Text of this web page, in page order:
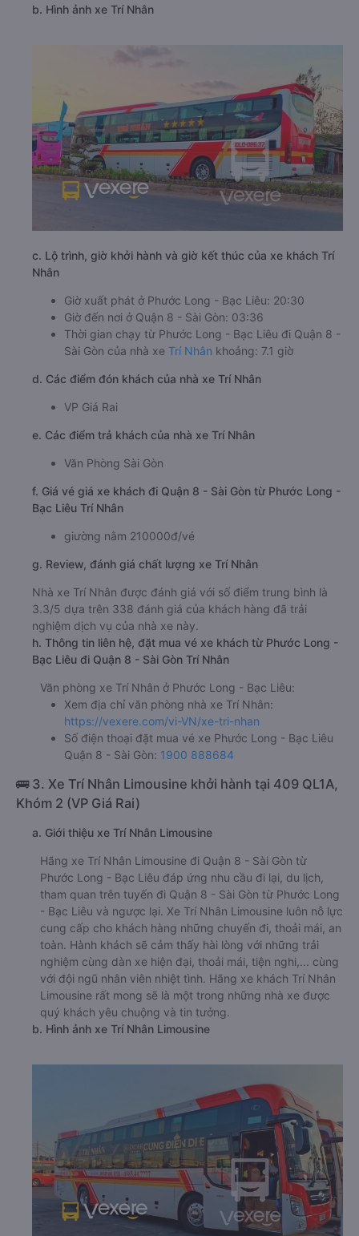
b. Hình ảnh xe Trí Nhân
c. Lộ trình, giờ khởi hành và giờ kết thúc của xe khách Trí
Nhân
Giờ xuất phát ở Phước Long - Bạc Liêu: 20:30
Giờ đến nơi ở Quận 8 - Sài Gòn: 03:36
Thời gian chạy từ Phước Long - Bạc Liêu đi Quận 8 -
Sài Gòn của nhà xe Trí Nhân khoảng: 7.1 giờ
d. Các điểm đón khách của nhà xe Trí Nhân
VP Giá Rai
e. Các điểm trả khách của nhà xe Trí Nhân
Văn Phòng Sài Gòn
f. Giá vé giá xe khách đi Quận 8 - Sài Gòn từ Phước Long -
Bạc Liêu Trí Nhân
giường nằm 210000đ/vé
g. Review, đánh giá chất lượng xe Trí Nhân
Nhà xe Trí Nhân được đánh giá với số điểm trung bình là
3.3/5 dựa trên 338 đánh giá của khách hàng đã trải
nghiệm dịch vụ của nhà xe này.
h. Thông tin liên hệ, đặt mua vé xe khách từ Phước Long -
Bạc Liêu đi Quận 8 - Sài Gòn Trí Nhân
Văn phòng xe Trí Nhân ở Phước Long - Bạc Liêu:
Xem địa chỉ văn phòng nhà xe Trí Nhân:
https://vexere.com/vi-VN/xe-tri-nhan
Số điện thoại đặt mua vé xe Phước Long - Bạc Liêu
Quận 8 - Sài Gòn: 1900 888684
🚌 3. Xe Trí Nhân Limousine khởi hành tại 409 QL1A,
Khóm 2 (VP Giá Rai)
a. Giới thiệu xe Trí Nhân Limousine
Hãng xe Trí Nhân Limousine đi Quận 8 - Sài Gòn từ
Phước Long - Bạc Liêu đáp ứng nhu cầu đi lại, du lịch,
tham quan trên tuyến đi Quận 8 - Sài Gòn từ Phước Long
- Bạc Liêu và ngược lại. Xe Trí Nhân Limousine luôn nỗ lực
cung cấp cho khách hàng những chuyến đi, thoải mái, an
toàn. Hành khách sẽ cảm thấy hài lòng với những trải
nghiệm cùng dàn xe hiện đại, thoải mái, tiện nghi,... cùng
với đội ngũ nhân viên nhiệt tình. Hãng xe khách Trí Nhân
Limousine rất mong sẽ là một trong những nhà xe được
quý khách yêu chuộng và tin tưởng.
b. Hình ảnh xe Trí Nhân Limousine